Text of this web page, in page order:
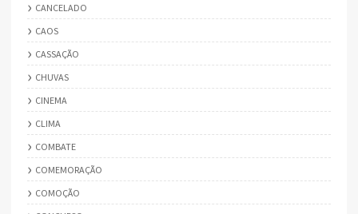
CANCELADO
CAOS
CASSAÇÃO
CHUVAS
CINEMA
CLIMA
COMBATE
COMEMORAÇÃO
COMOÇÃO